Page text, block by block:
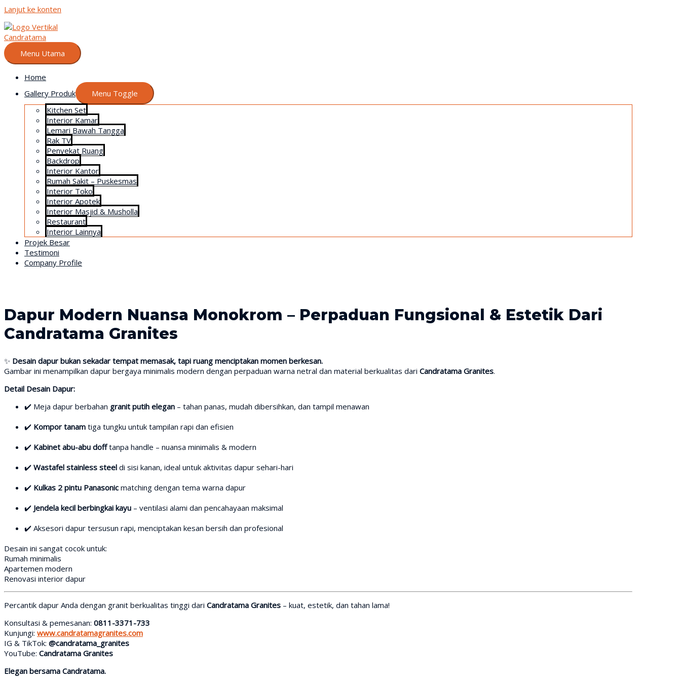
Lanjut ke konten
Menu Utama
Home
Gallery Produk
Menu Toggle
Kitchen Set
Interior Kamar
Lemari Bawah Tangga
Rak TV
Penyekat Ruang
Backdrop
Interior Kantor
Rumah Sakit – Puskesmas
Interior Toko
Interior Apotek
Interior Masjid & Musholla
Restaurant
Interior Lainnya
Projek Besar
Testimoni
Company Profile
Dapur Modern Nuansa Monokrom – Perpaduan Fungsional & Estetik Dari
Candratama Granites
✨ Desain dapur bukan sekadar tempat memasak, tapi ruang menciptakan momen berkesan.
Gambar ini menampilkan dapur bergaya minimalis modern dengan perpaduan warna netral dan material berkualitas dari Candratama Granites.
Detail Desain Dapur:
✔️ Meja dapur berbahan granit putih elegan – tahan panas, mudah dibersihkan, dan tampil menawan
✔️ Kompor tanam tiga tungku untuk tampilan rapi dan efisien
✔️ Kabinet abu-abu dofftanpa handle – nuansa minimalis & modern
✔️ Wastafel stainless steel di sisi kanan, ideal untuk aktivitas dapur sehari-hari
✔️ Kulkas 2 pintu Panasonic matching dengan tema warna dapur
✔️ Jendela kecil berbingkai kayu – ventilasi alami dan pencahayaan maksimal
✔️ Aksesori dapur tersusun rapi, menciptakan kesan bersih dan profesional
Desain ini sangat cocok untuk:
Rumah minimalis
Apartemen modern
Renovasi interior dapur
Percantik dapur Anda dengan granit berkualitas tinggi dari Candratama Granites – kuat, estetik, dan tahan lama!
Konsultasi & pemesanan: 0811-3371-733
Kunjungi: www.candratamagranites.com
IG & TikTok: @candratama_granites
YouTube: Candratama Granites
Elegan bersama Candratama.